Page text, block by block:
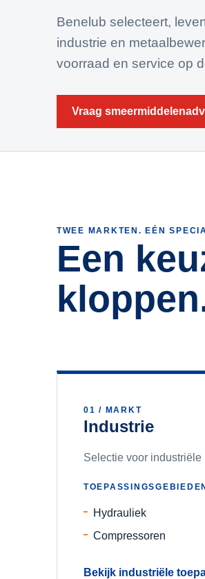
Benelub selecteert,
industrie en
voorraad en service op
Vraag
TWEE MARKTEN. EÉN
Een
01 / MARKT
Industrie
Selectie voor
TOEPASSINGSGEBIEDEN
Hydrauliek
Compressoren
Bekijk industriële